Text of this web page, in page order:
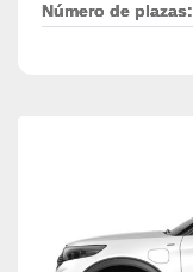
Número de plazas: